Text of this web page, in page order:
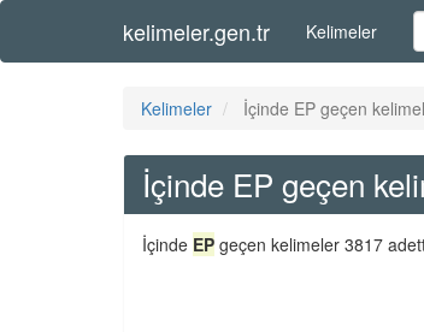
kelimeler.gen.tr Kelimeler
Kelimeler İçinde EP geçen
İçinde EP geçen
İçinde EP geçen kelimeler 3817